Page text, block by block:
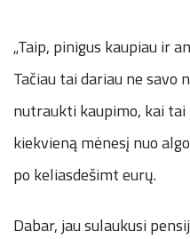
„Taip, pinigus kaupiau ir
Tačiau tai dariau ne savo
nutraukti kaupimo, kai tai
kiekvieną mėnesį nuo
po keliasdešimt eurų.
Dabar, jau sulaukusi